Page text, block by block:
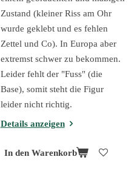
Zustand (kleiner Riss am Ohr
wurde geklebt und es fehlen
Zettel und Co). In Europa aber
extremst schwer zu bekommen.
Leider fehlt der "Fuss" (die
Base), somit steht die Figur
leider nicht richtig.
Details anzeigen
In den Warenkorb